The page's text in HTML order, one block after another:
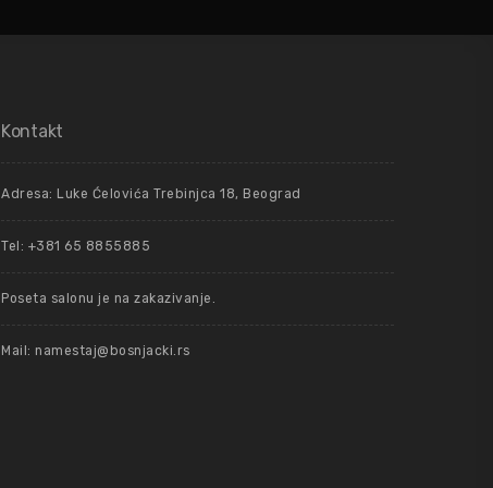
Kontakt
Adresa: Luke Ćelovića Trebinjca 18, Beograd
Tel: +381 65 8855885
Poseta salonu je na zakazivanje.
Mail: namestaj@bosnjacki.rs